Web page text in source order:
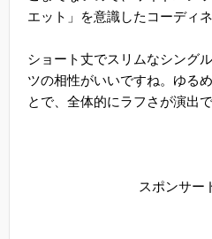
エット」を意識したコーディ
ショート丈でスリムなシング
ツの相性がいいですね。ゆる
とで、全体的にラフさが演出
スポンサー